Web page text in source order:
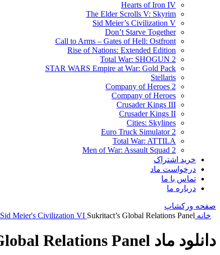
Hearts of Iron IV
The Elder Scrolls V: Skyrim
Sid Meier’s Civilization V
Don’t Starve Together
Call to Arms – Gates of Hell: Ostfront
Rise of Nations: Extended Edition
Total War: SHOGUN 2
STAR WARS Empire at War: Gold Pack
Stellaris
Company of Heroes 2
Company of Heroes
Crusader Kings III
Crusader Kings II
Cities: Skylines
Euro Truck Simulator 2
Total War: ATTILA
Men of War: Assault Squad 2
خرید اشتراک
درخواست ماد
تماس با ما
درباره ما
صفحه ورکشاپ
خانه
Sid Meier's Civilization VI Sukritact’s Global Relations Panel
دانلود ماد Sukritact’s Global Relations Panel